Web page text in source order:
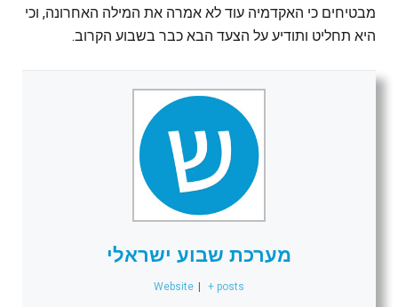
מבטיחים כי האקדמיה עוד לא אמרה את המילה האחרונה, וכי
היא תחליט ותודיע על הצעד הבא כבר בשבוע הקרוב.
מערכת שבוע ישראלי
Website | + posts